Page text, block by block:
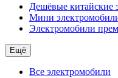
Дешёвые китайские
Мини
Электромобили
Ещё
Все электромобили